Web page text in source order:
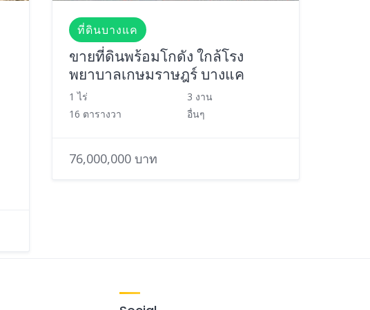
ที่ดินบางแค
ขายที่ดินพร้อมโกดัง ใกล้โรง
พยาบาลเกษมราษฎร์ บางแค
1 ไร่
3 งาน
16 ตารางวา
อื่นๆ
76,000,000 บาท